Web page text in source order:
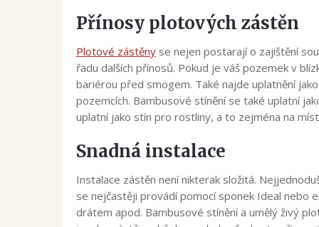
Přínosy plotových zástěn
Plotové zástěny se nejen postarají o zajištění
řadu dalších přínosů. Pokud je váš pozemek v
bariérou před smogem. Také najde uplatnění
pozemcích. Bambusové stínění se také uplatní
uplatní jako stín pro rostliny, a to zejména na
Snadná instalace
Instalace zástěn není nikterak složitá.
se nejčastěji provádí pomocí sponek Ideal nebo
drátem apod. Bambusové stínění a umělý živý